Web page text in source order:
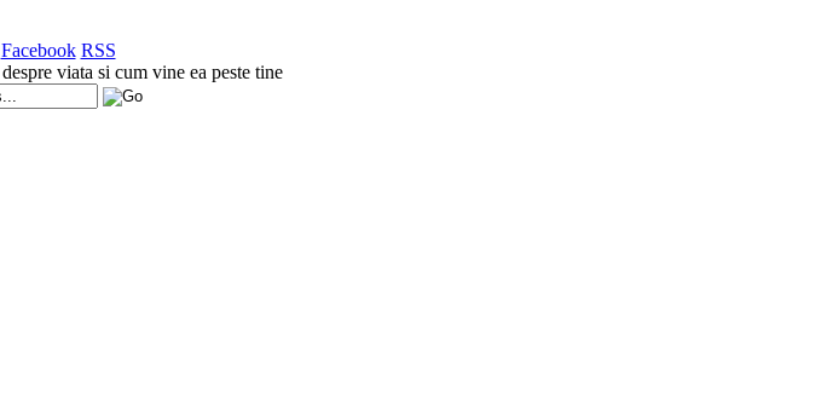
Facebook RSS
despre viata si cum vine ea peste tine